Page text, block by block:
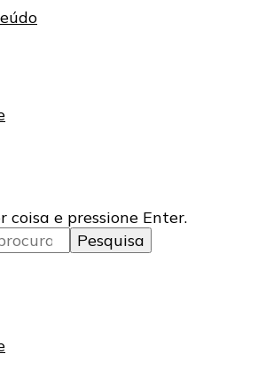
Industrial
coisa e pressione Enter.
Industrial